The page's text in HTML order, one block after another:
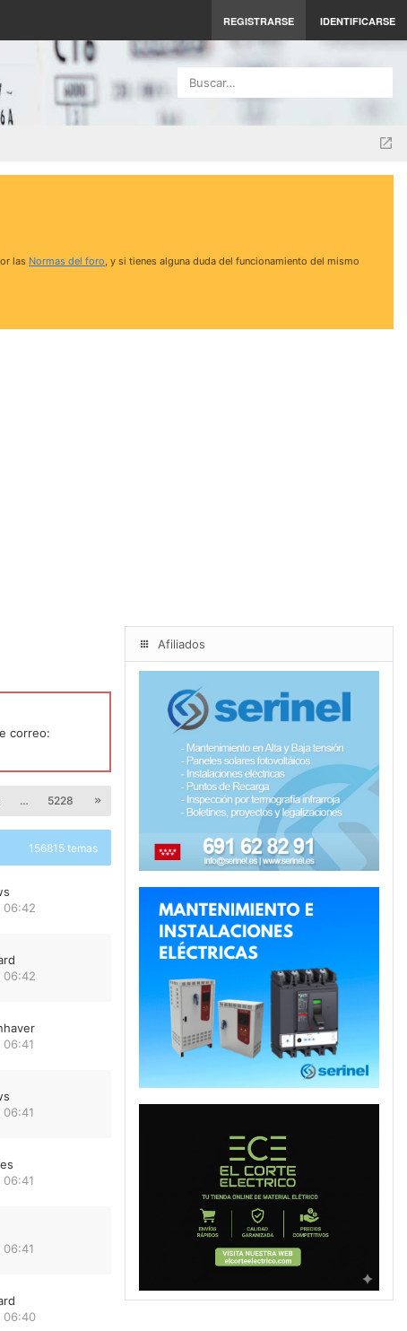
REGISTRARSE IDENTIFICARSE
Buscar…
las Normas del foro, y si tienes alguna duda del funcionamiento del mismo
correo:
… 5228
156815 temas
06:42
06:42
06:40
Afiliados